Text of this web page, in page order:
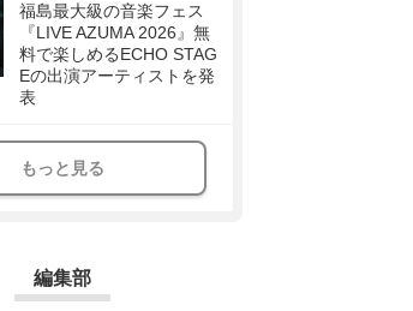
福島最大級の音楽フェス
『LIVE AZUMA 2026』無
料で楽しめるECHO STAG
Eの出演アーティストを発
表
もっと見る
編集部